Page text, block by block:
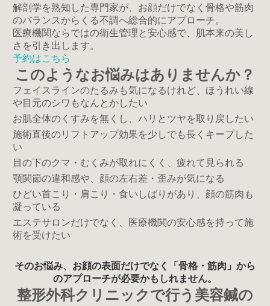
解剖学を熟知した専門家が、 お顔だけでなく骨格や筋肉
のバランスからくる不調へ総合的にアプローチ。
医療機関ならではの衛生管理と安心感で、
肌本来の美し
さを引き出します。
予約はこちら
このようなお悩みはありませんか？
フェイスラインのたるみも気になるけれど、ほうれい線
や目元のシワもなんとかしたい
お肌全体のくすみを無くし、ハリとツヤを取り戻したい
施術直後のリフトアップ効果を少しでも長くキープした
い
目の下のクマ・むくみが取れにくく、疲れて見られる
顎関節の違和感や、顔の左右差・歪みが気になる
ひどい首こり・肩こり・食いしばりがあり、顔の筋肉も
凝っている
エステサロンだけでなく、医療機関の安心感を持って施
術を受けたい
そのお悩み、 お顔の表面だけでなく
「骨格・筋肉」から
のアプローチが必要かもしれません。
整形外科クリニックで行う美容鍼の